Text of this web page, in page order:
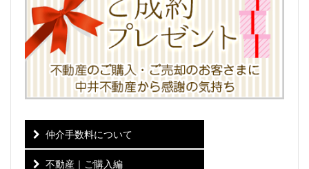
仲介手数料について
不動産｜ご購入編